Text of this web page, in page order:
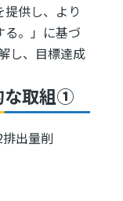
供し、より
る。」に基づ
し、目標達成
な取組①
出量削